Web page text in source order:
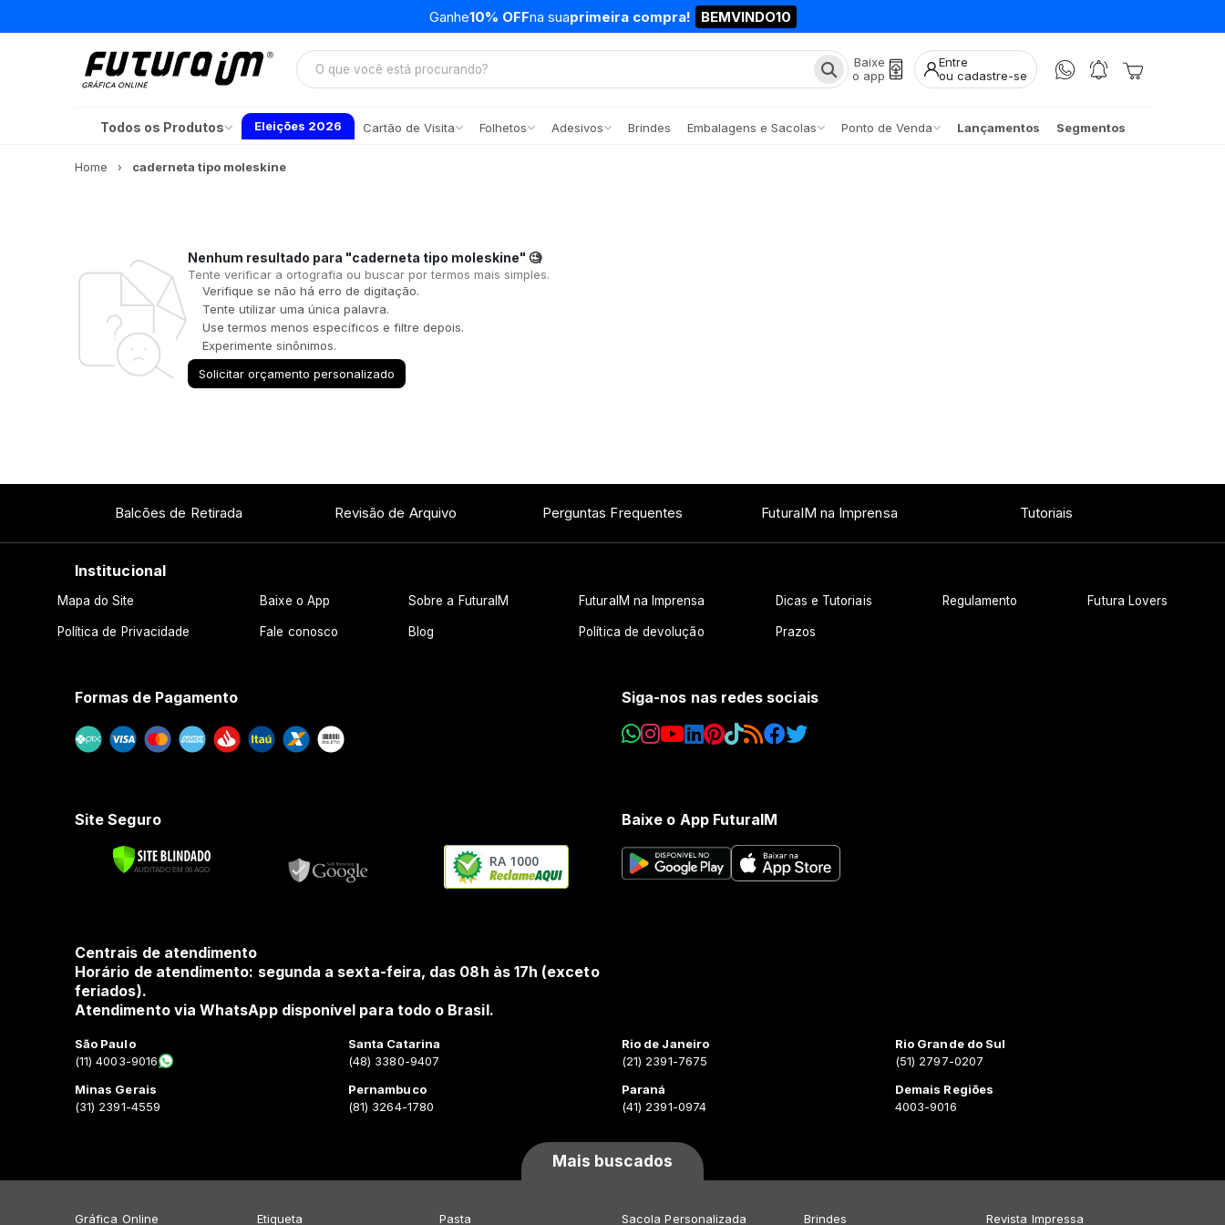
Ganhe10% OFFna suaprimeira compra! BEMVINDO10
Baixe
o app
Entre
ou cadastre-se
Todos os Produtos Eleições 2026 Cartão de Visita Folhetos Adesivos Brindes Embalagens e Sacolas Ponto de Venda Lançamentos Segmentos
Home caderneta tipo moleskine
Nenhum resultado para "caderneta tipo moleskine" 🧐
Tente verificar a ortografia ou buscar por termos mais simples.
Verifique se não há erro de digitação.
Tente utilizar uma única palavra.
Use termos menos específicos e filtre depois.
Experimente sinônimos.
Solicitar orçamento personalizado
Balcões de Retirada Revisão de Arquivo Perguntas Frequentes FuturaIM na Imprensa Tutoriais
Institucional
Mapa do Site Baixe o App Sobre a FuturaIM FuturaIM na Imprensa Dicas e Tutoriais Regulamento Futura Lovers
Política de Privacidade Fale conosco Blog Política de devolução Prazos
Formas de Pagamento Siga-nos nas redes sociais
Site Seguro
RA 1000
Baixe o App FuturaIM
Centrais de atendimento
Horário de atendimento: segunda a sexta-feira, das 08h às 17h (exceto
feriados).
Atendimento via WhatsApp disponível para todo o Brasil.
São Paulo
(11) 4003-9016
Minas Gerais
(31) 2391-4559
Santa Catarina
(48) 3380-9407
Pernambuco
(81) 3264-1780
Rio de Janeiro
(21) 2391-7675
Paraná
(41) 2391-0974
Rio Grande do Sul
(51) 2797-0207
Demais Regiões
4003-9016
Mais buscados
Gráfica Online Etiqueta Pasta Sacola Personalizada Brindes Revista Impressa